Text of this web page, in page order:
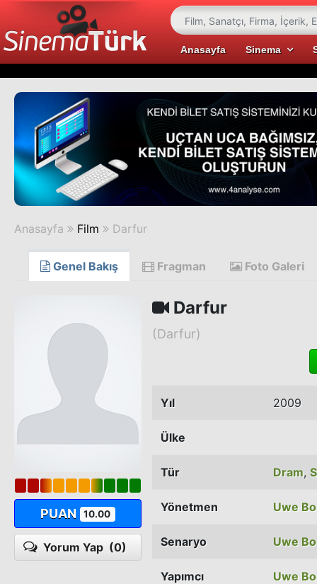
Anasayfa Sinema
Anasayfa Film Darfur
Genel Bakış Fragman Foto Galeri
PUAN 10.00
Yorum Yap (0)
Darfur
(Darfur)
Yıl 2009
Ülke
Tür Dram,
Yönetmen Uwe
Senaryo Uwe
Yapımcı
Uwe